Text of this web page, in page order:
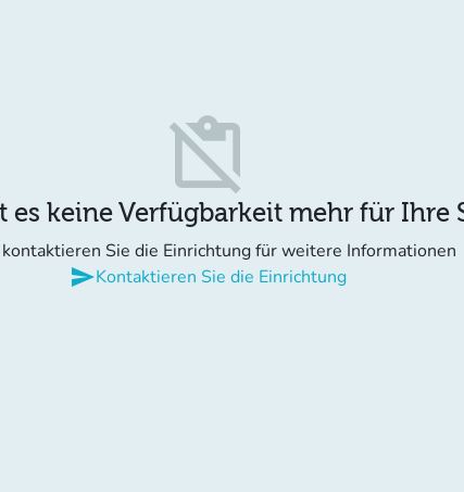
content_paste_off
es keine Verfügbarkeit mehr für Ihre
Sie die Einrichtung für weitere Informationen
sendKontaktieren Sie die Einrichtung